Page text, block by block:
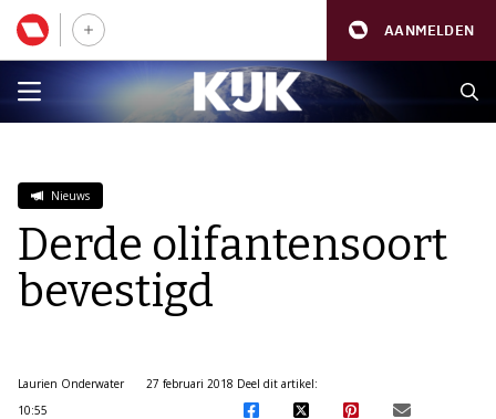
AANMELDEN
Nieuws
Derde olifantensoort
bevestigd
Laurien Onderwater
27 februari 2018
10:55
Deel dit artikel: